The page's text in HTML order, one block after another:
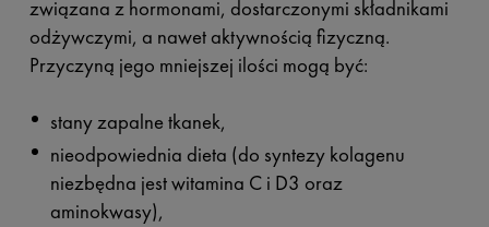
związana z hormonami, dostarczonymi składnikami
odżywczymi, a nawet aktywnością fizyczną.
Przyczyną jego mniejszej ilości mogą być:
stany zapalne tkanek,
nieodpowiednia dieta (do syntezy kolagenu
niezbędna jest witamina C i D3 oraz
aminokwasy),